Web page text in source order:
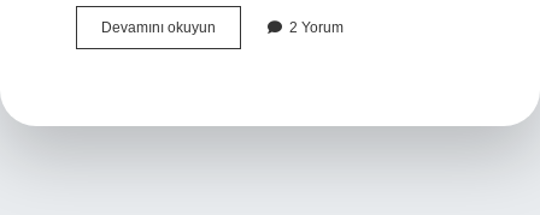
Devamını okuyun Menopoz
Bitince
2 Yorum